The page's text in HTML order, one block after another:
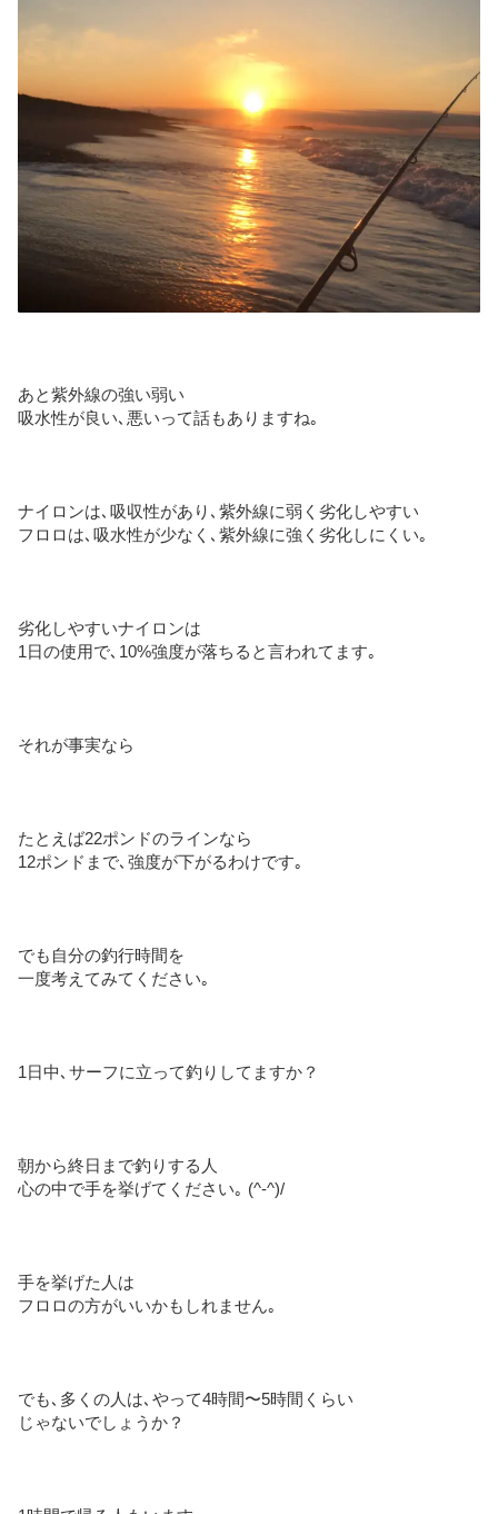
あと紫外線の強い弱い
吸水性が良い､悪いって話もありますね｡
ナイロンは､吸収性があり､紫外線に弱く劣化しやすい
フロロは､吸水性が少なく､紫外線に強く劣化しにくい｡
劣化しやすいナイロンは
1日の使用で､10%強度が落ちると言われてます｡
それが事実なら
たとえば22ポンドのラインなら
12ポンドまで､強度が下がるわけです｡
でも自分の釣行時間を
一度考えてみてください｡
1日中､サーフに立って釣りしてますか？
朝から終日まで釣りする人
心の中で手を挙げてください｡ (^-^)/
手を挙げた人は
フロロの方がいいかもしれません｡
でも､多くの人は､やって4時間〜5時間くらい
じゃないでしょうか？